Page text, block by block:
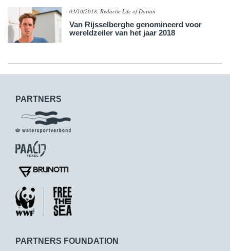
03/10/2018, Redactie Life of Dorian
Van Rijsselberghe genomineerd voor
wereldzeiler van het jaar 2018
PARTNERS
PARTNERS FOUNDATION